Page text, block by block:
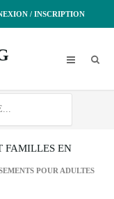
/ INSCRIPTION
FAMILLES EN
POUR ADULTES